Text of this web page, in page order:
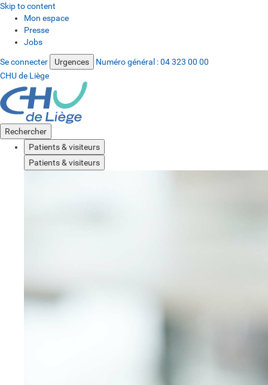
Skip to content
Mon espace
Presse
Jobs
Se connecter Urgences Numéro général :04 323 00 00
CHU de Liège
Rechercher
Patients & visiteurs
Patients & visiteurs